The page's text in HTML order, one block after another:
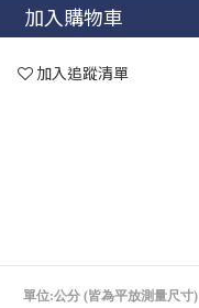
加入購物車
加入追蹤清單
單位:公分 (皆為平放測量尺寸)